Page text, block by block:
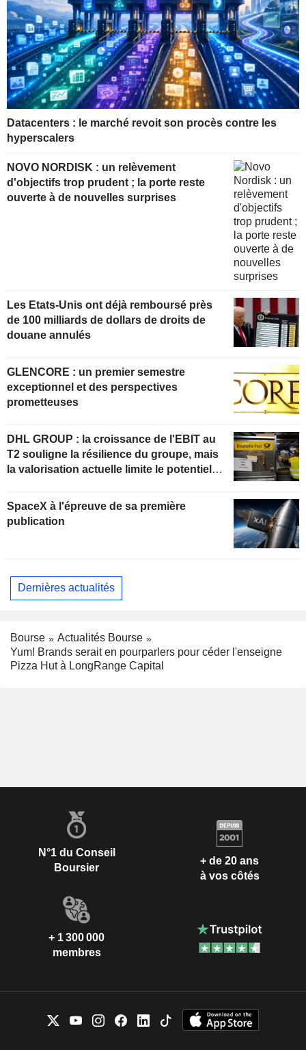
Datacenters : le marché revoit son procès contre les
hyperscalers
NOVO NORDISK : un relèvement
d'objectifs trop prudent ; la porte reste
ouverte à de nouvelles surprises
Les Etats-Unis ont déjà remboursé près
de 100 milliards de dollars de droits de
douane annulés
GLENCORE : un premier semestre
exceptionnel et des perspectives
prometteuses
DHL GROUP : la croissance de l'EBIT au
T2 souligne la résilience du groupe, mais
la valorisation actuelle limite le potentiel
SpaceX à l'épreuve de sa première
publication
Dernières actualités
Bourse
Actualités Bourse
Yum! Brands serait en pourparlers pour céder l'enseigne
Pizza Hut à LongRange Capital
N°1 du Conseil
Boursier
+ de 20 ans
à vos côtés
+ 1 300 000
membres